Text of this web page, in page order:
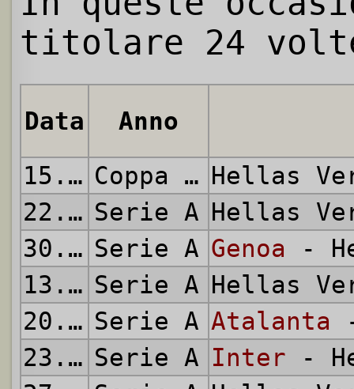
titolare 24
Data
Anno
15.08.2015
Coppa Italia Hellas
22.08.2015 Serie A Hellas
30.08.2015 Serie A Genoa -
13.09.2015 Serie A Hellas
20.09.2015 Serie A Atalanta
23.09.2015 Serie A Inter -